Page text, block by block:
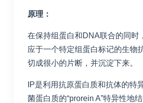
原理：
在保持组蛋白和DNA联合的同时
应于一个特定组蛋白标记的生物
切成很小的片断，并沉淀下来。
IP是利用抗原蛋白质和抗体的特
菌蛋白质的“prorein A”特异性地